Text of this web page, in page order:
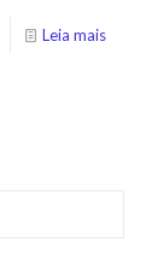
Leia mais